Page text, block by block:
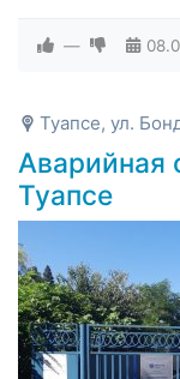
—
Туапсе, ул.
Аварийная
Туапсе